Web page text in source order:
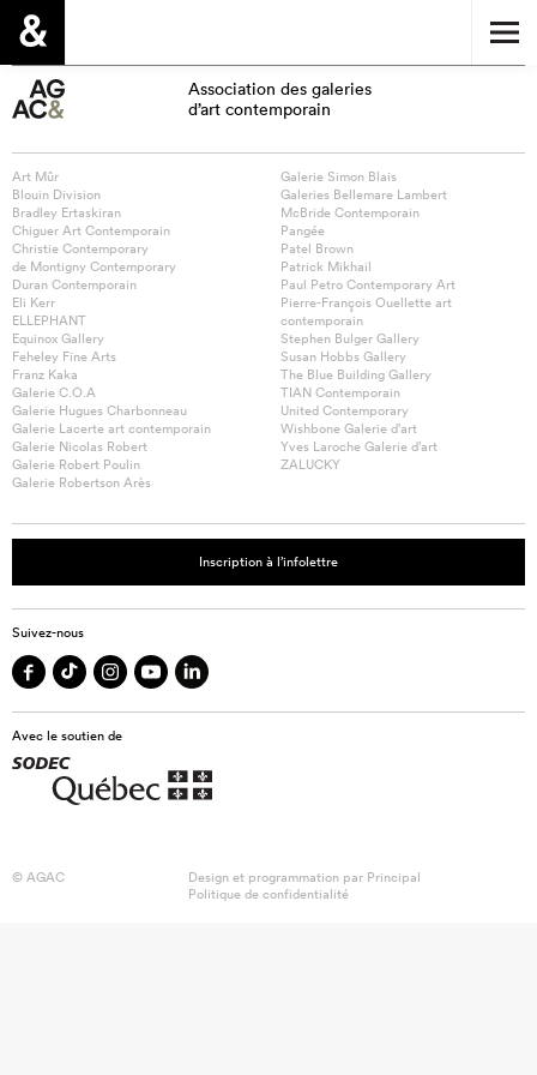
Association des galeries
d’art contemporain
Art Mûr
Blouin Division
Bradley Ertaskiran
Chiguer Art Contemporain
Christie Contemporary
de Montigny Contemporary
Duran Contemporain
Eli Kerr
ELLEPHANT
Equinox Gallery
Feheley Fine Arts
Franz Kaka
Galerie C.O.A
Galerie Hugues Charbonneau
Galerie Lacerte art contemporain
Galerie Nicolas Robert
Galerie Robert Poulin
Galerie Robertson Arès
Galerie Simon Blais
Galeries Bellemare Lambert
McBride Contemporain
Pangée
Patel Brown
Patrick Mikhail
Paul Petro Contemporary Art
Pierre-François Ouellette art
contemporain
Stephen Bulger Gallery
Susan Hobbs Gallery
The Blue Building Gallery
TIAN Contemporain
United Contemporary
Wishbone Galerie d’art
Yves Laroche Galerie d’art
ZALUCKY
Inscription à l’infolettre
Suivez-nous
Avec le soutien de
© AGAC Design et programmation par Principal
Politique de confidentialité